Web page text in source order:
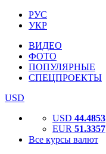
РУС
УКР
ВИДЕО
ФОТО
ПОПУЛЯРНЫЕ
СПЕЦПРОЕКТЫ
USD
USD 44.4853
EUR 51.3357
Все курсы валют